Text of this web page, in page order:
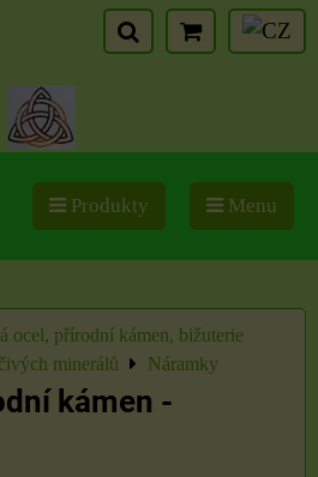
Produkty Menu
ocel, přírodní kámen, bižuterie
minerálů
Náramky
kámen -